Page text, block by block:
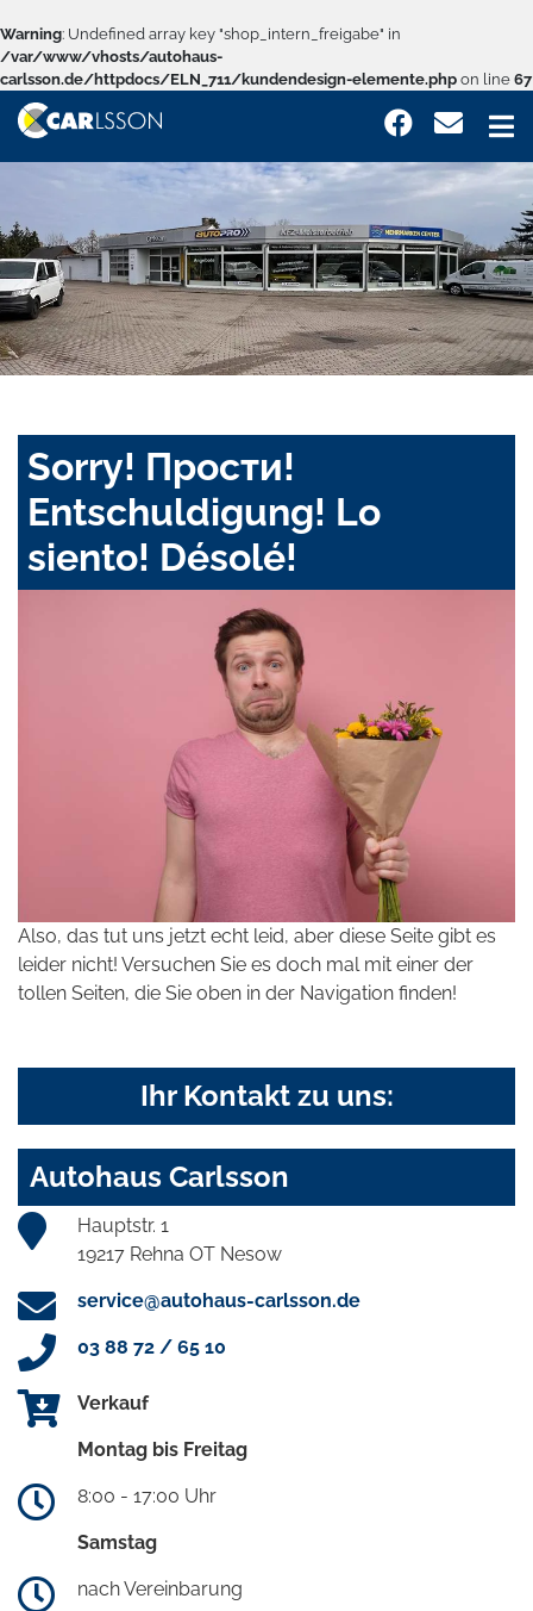
Warning: Undefined array key "shop_intern_freigabe" in
/var/www/vhosts/autohaus-
carlsson.de/httpdocs/ELN_711/kundendesign-elemente.php on line 67
Sorry! Прости!
Entschuldigung! Lo
siento! Désolé!
Also, das tut uns jetzt echt leid, aber diese Seite gibt es
leider nicht! Versuchen Sie es doch mal mit einer der
tollen Seiten, die Sie oben in der Navigation finden!
Ihr Kontakt zu uns:
Autohaus Carlsson
Hauptstr. 1
19217 Rehna OT Nesow
service@autohaus-carlsson.de
03 88 72 / 65 10
Verkauf
Montag bis Freitag
8:00 - 17:00 Uhr
Samstag
nach Vereinbarung